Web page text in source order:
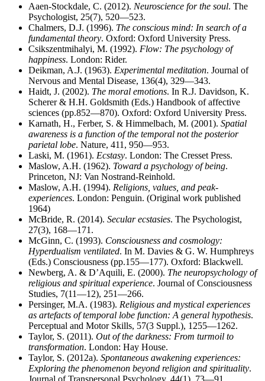
Aaen-Stockdale, C. (2012). Neuroscience for the soul. The
Psychologist, 25(7), 520—523.
Chalmers, D.J. (1996). The conscious mind: In search of a
fundamental theory. Oxford: Oxford University Press.
Csikszentmihalyi, M. (1992). Flow: The psychology of
happiness. London: Rider.
Deikman, A.J. (1963). Experimental meditation. Journal of
Nervous and Mental Disease, 136(4), 329—343.
Haidt, J. (2002). The moral emotions. In R.J. Davidson, K.
Scherer & H.H. Goldsmith (Eds.) Handbook of affective
sciences (pp.852—870). Oxford: Oxford University Press.
Karnath, H., Ferber, S. & Himmelbach, M. (2001). Spatial
awareness is a function of the temporal not the posterior
parietal lobe. Nature, 411, 950—953.
Laski, M. (1961). Ecstasy. London: The Cresset Press.
Maslow, A.H. (1962). Toward a psychology of being.
Princeton, NJ: Van Nostrand-Reinhold.
Maslow, A.H. (1994). Religions, values, and peak-
experiences. London: Penguin. (Original work published
1964)
McBride, R. (2014). Secular ecstasies. The Psychologist,
27(3), 168—171.
McGinn, C. (1993). Consciousness and cosmology:
Hyperdualism ventilated. In M. Davies & G. W. Humphreys
(Eds.) Consciousness (pp.155—177). Oxford: Blackwell.
Newberg, A. & D’Aquili, E. (2000). The neuropsychology of
religious and spiritual experience. Journal of Consciousness
Studies, 7(11—12), 251—266.
Persinger, M.A. (1983). Religious and mystical experiences
as artefacts of temporal lobe function: A general hypothesis.
Perceptual and Motor Skills, 57(3 Suppl.), 1255—1262.
Taylor, S. (2011). Out of the darkness: From turmoil to
transformation. London: Hay House.
Taylor, S. (2012a). Spontaneous awakening experiences:
Exploring the phenomenon beyond religion and spirituality.
Journal of Transpersonal Psychology, 44(1), 73—91.